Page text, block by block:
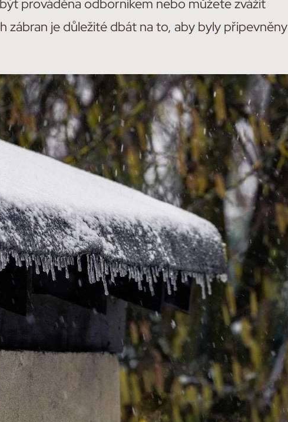
prováděna odborníkem nebo můžete zvážit
zábran je důležité dbát na to, aby byly připevněny